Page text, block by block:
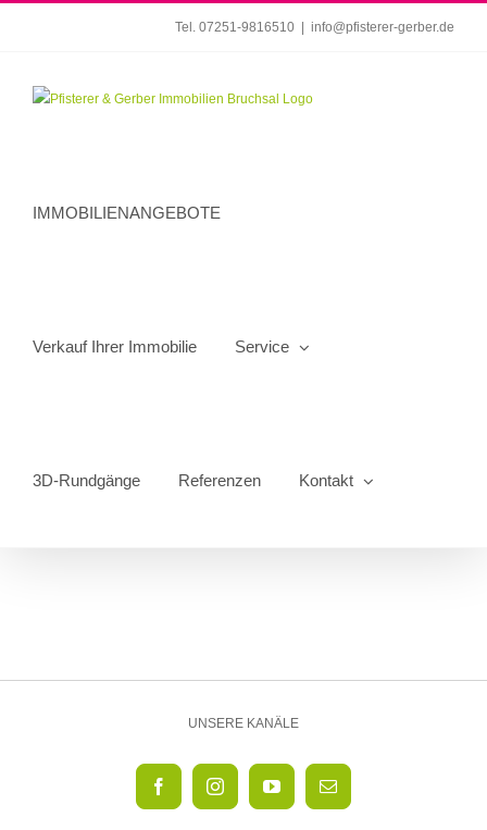
Tel. 07251-9816510 info@pfisterer-gerber.de
IMMOBILIENANGEBOTE
Verkauf Ihrer Immobilie Service
3D-Rundgänge Referenzen Kontakt
UNSERE KANÄLE